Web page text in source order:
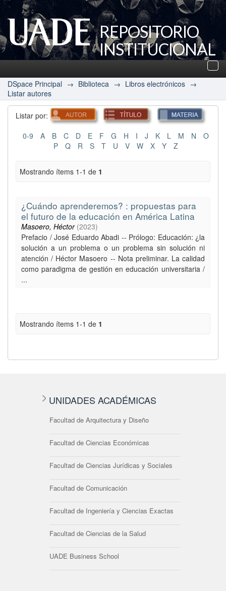
REPOSITORIO
INSTITUCIONAL
UADE
DSpace Principal → Biblioteca → Libros electrónicos →
Listar autores
Listar por:
0-9 A B C D E F G H I J K L M N
O
P
Q R S T U V W X Y Z
Mostrando ítems 1-1 de 1
¿Cuándo aprenderemos? : propuestas para
el futuro de la educación en América Latina
Masoero, Héctor (2023)
Prefacio / José Eduardo Abadi -- Prólogo: Educación: ¿la
solución a un problema o un problema sin solución ni
atención / Héctor Masoero -- Nota preliminar. La calidad
como paradigma de gestión en educación universitaria /
...
Mostrando ítems 1-1 de 1
UNIDADES ACADÉMICAS
Facultad de Arquitectura y Diseño
Facultad de Ciencias Económicas
Facultad de Ciencias Jurídicas y Sociales
Facultad de Comunicación
Facultad de Ingeniería y Ciencias Exactas
Facultad de Ciencias de la Salud
UADE Business School